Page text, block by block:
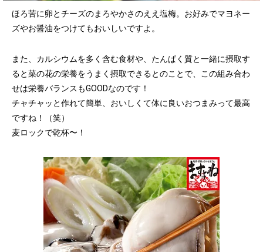
ほろ苦に卵とチーズのまろやかさのええ塩梅。お好みでマヨネー
ズやお醤油をつけてもおいしいですよ。
また、カルシウムを多く含む食材や、たんぱく質と一緒に摂取す
ると菜の花の栄養をうまく摂取できるとのことで、この組み合わ
せは栄養バランスもGOODなのです！
チャチャッと作れて簡単、おいしくて体に良いおつまみって最高
ですね！（笑）
麦ロックで乾杯〜！